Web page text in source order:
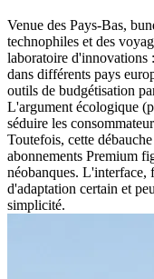
Venue des Pays-Bas,
technophiles et des
laboratoire d'innovations
dans différents pays
outils de budgétisation
L'argument écologique
séduire les
Toutefois, cette
abonnements Premium
néobanques. L'interface,
d'adaptation certain et
simplicité.